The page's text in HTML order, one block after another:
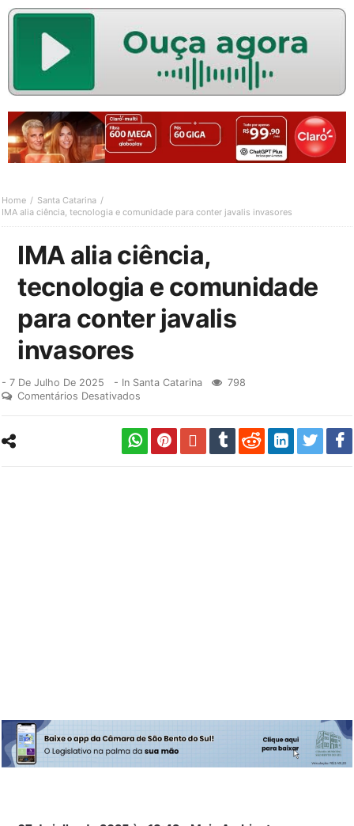
Home
Santa Catarina
IMA alia ciência, tecnologia e comunidade para conter javalis invasores
IMA alia ciência,
tecnologia e comunidade
para conter javalis
invasores
-7 De Julho De 2025 - In Santa Catarina
798
Comentários Desativados